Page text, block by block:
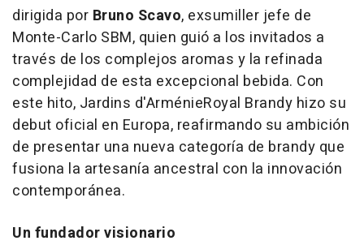
dirigida por Bruno Scavo, exsumiller jefe de
Monte-Carlo SBM, quien guió a los invitados a
través de los complejos aromas y la refinada
complejidad de esta excepcional bebida. Con
este hito, Jardins d'ArménieRoyal Brandy hizo su
debut oficial en Europa, reafirmando su ambición
de presentar una nueva categoría de brandy que
fusiona la artesanía ancestral con la innovación
contemporánea.
Un fundador visionario